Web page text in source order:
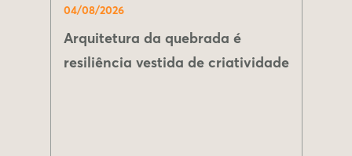
04/08/2026
Arquitetura da quebrada é
resiliência vestida de criatividade